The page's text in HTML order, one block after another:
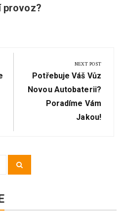
provoz?
NEXT POST
Next
Post:
Potřebuje Váš Vůz
Novou Autobaterii?
Poradíme Vám
Jakou!